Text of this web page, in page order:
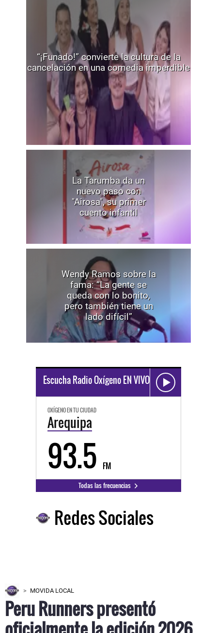
“¡Funado!” convierte la cultura de la
cancelación en una comedia imperdible
La Tarumba da un
nuevo paso con
"Airosa", su primer
cuento infantil
Wendy Ramos sobre la
fama: “La gente se
queda con lo bonito,
pero también tiene un
lado difícil”
Escucha Radio Oxígeno EN VIVO
OXÍGENO EN TU CIUDAD
Arequipa
93.5 FM
Todas las frecuencias
Redes Sociales
MOVIDA LOCAL
Peru Runners presentó